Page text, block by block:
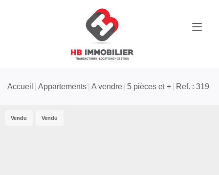
Accueil Appartements A vendre 5 pièces et + Ref. : 319
Vendu Vendu